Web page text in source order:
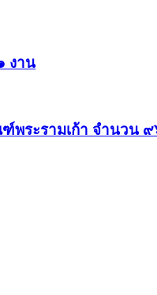
งาน
พระรามเก้า จำนวน